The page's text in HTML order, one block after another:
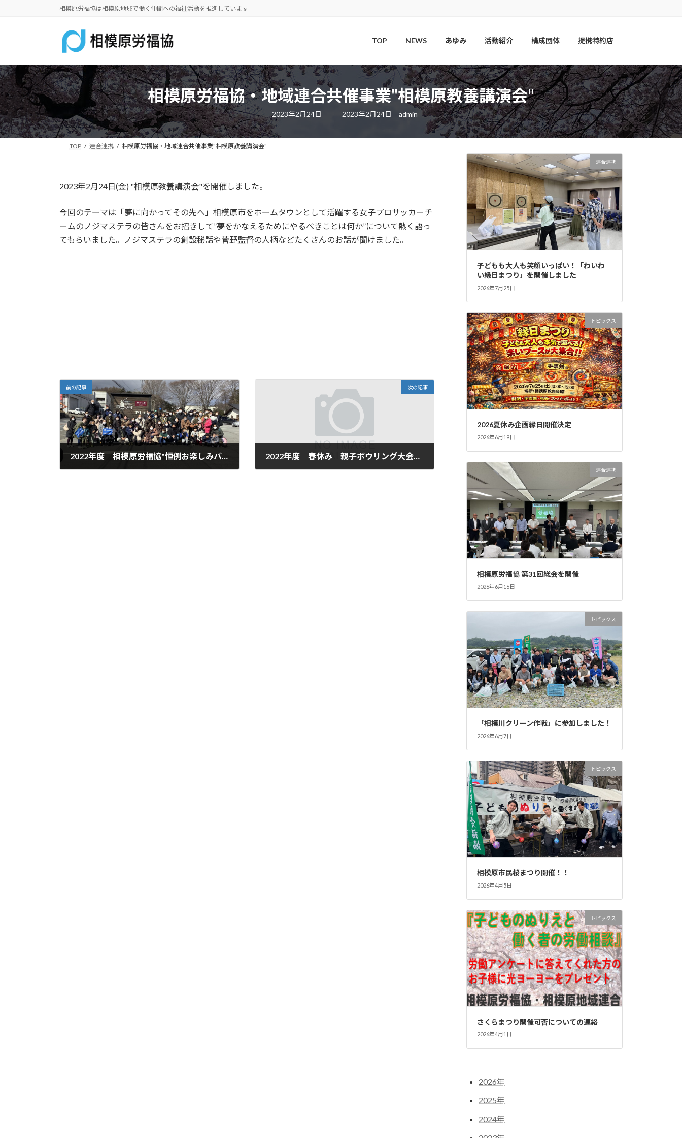
へ
ス
キ
ッ
プ
ョ
ン
に
移
動
相模原労福協は相模原地域で働く仲間への福祉活動を推進しています
TOP NEWS あゆみ 活動紹介 構成団体 提携特約店
相模原労福協・地域連合共催事業"相模原教養講演会"
2023年2月24日
最
2023年2月24日 admin
TOP 連合連携 相模原労福協・地域連合共催事業"相模原教養講演会"
2023年2月24日(金) "相模原教養講演会"を開催しました。
今回のテーマは「夢に向かってその先へ」相模原市をホームタウンとして活躍する女子プロサッカーチ
ームのノジマステラの皆さんをお招きして”夢をかなえるためにやるべきことは何か”について熱く語っ
てもらいました。ノジマステラの創設秘話や菅野監督の人柄などたくさんのお話が聞けました。
前の記事
2022年度 相模原労福協"恒例お楽しみバスツアー”
次の記事
2022年度 春休み 親子ボウリング大会開催
連合連携
子どもも大人も笑顔いっぱい！「わいわ
い縁日まつり」を開催しました
2026年7月25日
トピックス
2026夏休み企画縁日開催決定
2026年6月19日
連合連携
相模原労福協 第31回総会を開催
2026年6月16日
トピックス
「相模川クリーン作戦」に参加しました！
2026年6月7日
トピックス
相模原市民桜まつり開催！！
2026年4月5日
トピックス
さくらまつり開催可否についての連絡
2026年4月1日
2026年
2025年
2024年